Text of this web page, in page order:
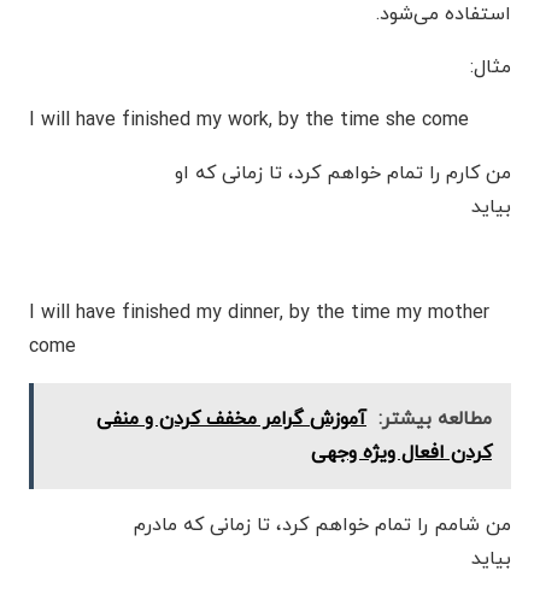
استفاده می‌شود.
مثال:
I will have finished my work, by the time she come
من کارم را تمام خواهم کرد، تا زمانی که او
بیاید
I will have finished my dinner, by the time my mother
come
مطالعه بیشتر: آموزش گرامر مخفف کردن و منفی
کردن افعال ویژه وجهی
من شامم را تمام خواهم کرد، تا زمانی که مادرم
بیاید